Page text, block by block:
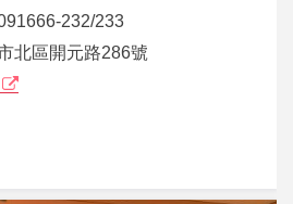
232/233
北區開元路286號